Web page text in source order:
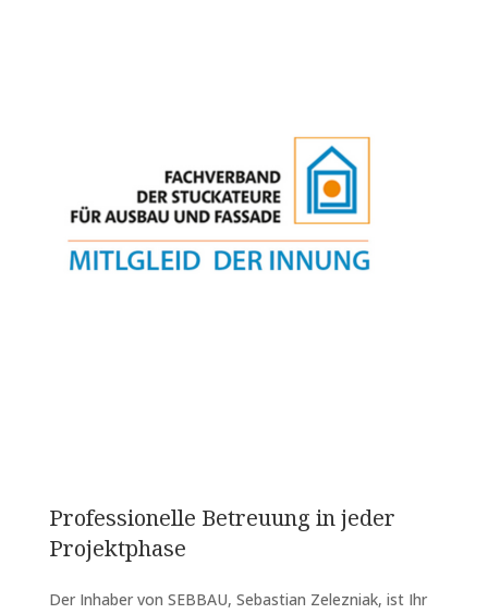
Professionelle Betreuung in jeder
Projektphase
Der Inhaber von SEBBAU, Sebastian Zelezniak, ist Ihr